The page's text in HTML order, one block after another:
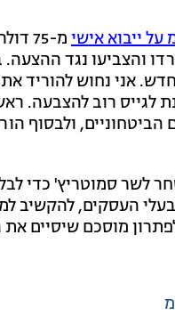
ייבוא אישי
מהליכוד מרדו והצביעו נגד
אני נחוש להוריד
לגייס רוב להצבעה.
הביטחוניים, ולבסוף
לשר סמוטריץ' כדי
העסקים, להקשיב
מוסכם שיסיים